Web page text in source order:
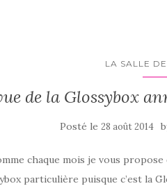
LA SALLE
de la Glossybox
Posté le 28 août 2014
chaque mois je vous
particulière puisque c’est la